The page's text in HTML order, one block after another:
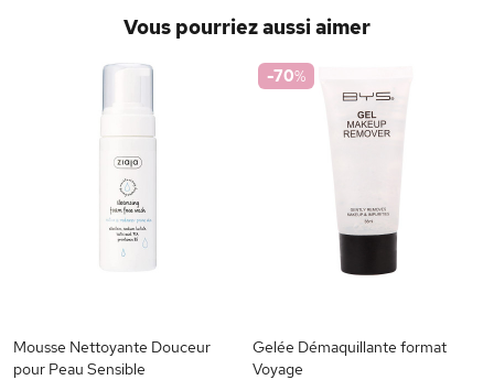
Vous pourriez aussi aimer
Mousse Nettoyante Douceur
pour Peau Sensible
-70%
Gelée Démaquillante format
Voyage